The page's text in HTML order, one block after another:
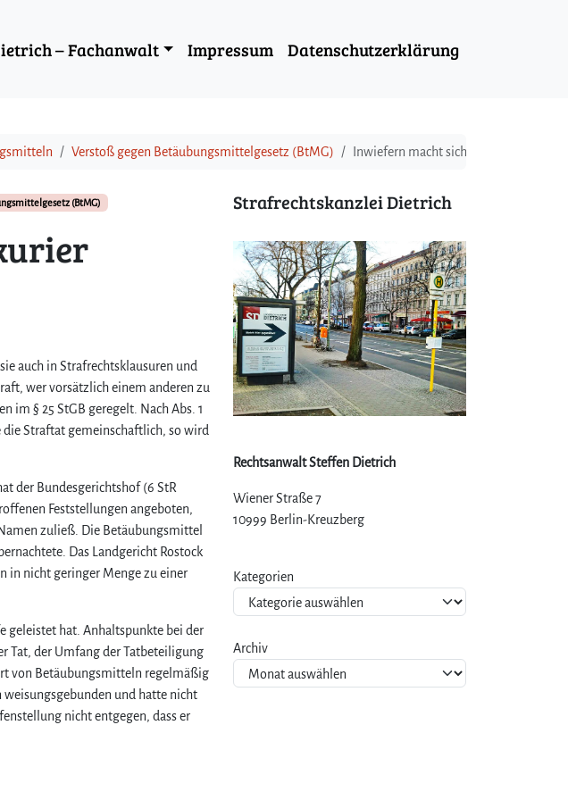
– Fachanwalt Impressum Datenschutzerklärung
Verstoß gegen Betäubungsmittelgesetz (BtMG) Inwiefern macht sich ein Drogenkurier
(BtMG)
auch in Strafrechtsklausuren und
wer vorsätzlich einem anderen zu
im § 25 StGB geregelt. Nach Abs. 1
Straftat gemeinschaftlich, so wird
der Bundesgerichtshof (6 StR
Feststellungen angeboten,
zuließ. Die Betäubungsmittel
Das Landgericht Rostock
in nicht geringer Menge zu einer
geleistet hat. Anhaltspunkte bei der
Tat, der Umfang der Tatbeteiligung
von Betäubungsmitteln regelmäßig
und hatte nicht
nicht entgegen, dass er
Strafrechtskanzlei Dietrich
Rechtsanwalt Steffen Dietrich
Wiener Straße 7
10999 Berlin-Kreuzberg
Kategorien
Archiv